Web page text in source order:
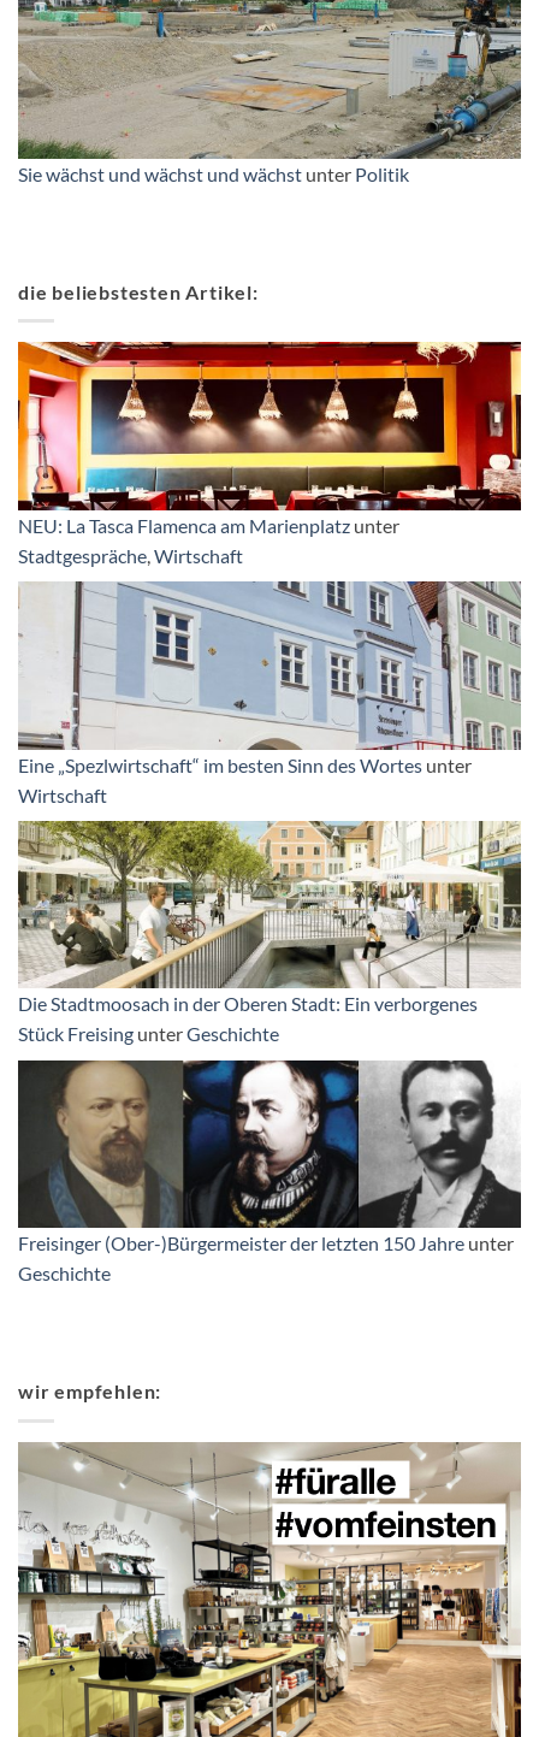
Sie wächst und wächst und wächst unter Politik
die beliebstesten Artikel:
NEU: La Tasca Flamenca am Marienplatz unter
Stadtgespräche Wirtschaft
Eine „Spezlwirtschaft“ im besten Sinn des Wortes unter
Wirtschaft
Die Stadtmoosach in der Oberen Stadt: Ein verborgenes
Stück Freising unterGeschichte
Freisinger (Ober-)Bürgermeister der letzten 150 Jahre unter
Geschichte
wir empfehlen: